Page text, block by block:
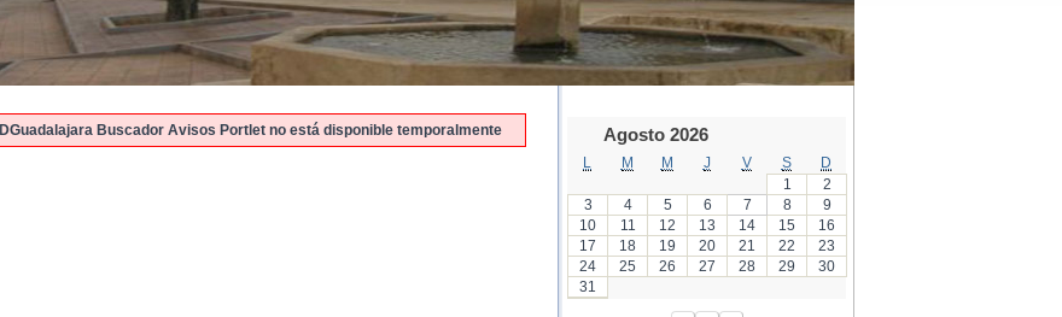
DGuadalajara Buscador Avisos Portlet no está disponible temporalmente Agosto 2026
M M J V S
D
1
2
3
4 5 6 7 8
9
10
11 12 13 14 15
16
17
18 19 20 21 22
23
24
25 26 27 28 29
30
31